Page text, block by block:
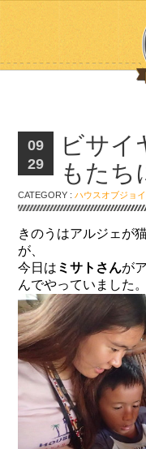
09
29
ビサイ
もたち
CATEGORY :ハウスオブジョ
きのうはアルジェが
が、
今日は ミサトさんが
んでやっていました。